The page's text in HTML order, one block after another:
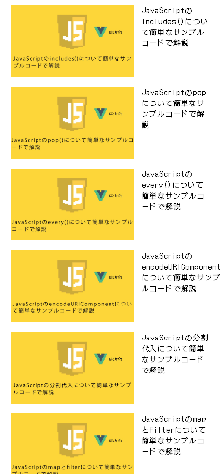
JavaScriptの
includes()につい
て簡単なサンプル
コードで解説
JavaScriptのpop
について簡単なサ
ンプルコードで解
説
JavaScriptの
every()について
簡単なサンプルコ
ードで解説
JavaScriptの
encodeURIComponent
について簡単なサンプ
ルコードで解説
JavaScriptの分割
代入について簡単
なサンプルコード
で解説
JavaScriptのmap
とfilterについて
簡単なサンプルコ
ードで解説